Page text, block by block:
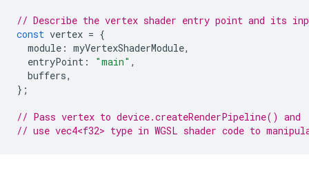
// Describe the vertex shader entry point and its
const vertex = {
module : myVertexShaderModule,
entryPoint : "main" ,
buffers,
};
// Pass vertex to device.createRenderPipeline() and
// use vec4<f32> type in WGSL shader code to